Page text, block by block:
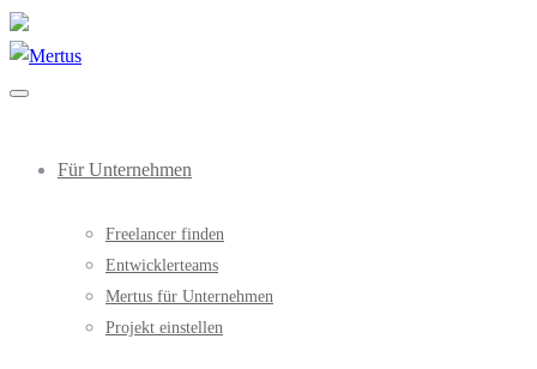
Für Unternehmen
Freelancer finden
Entwicklerteams
Mertus für Unternehmen
Projekt einstellen